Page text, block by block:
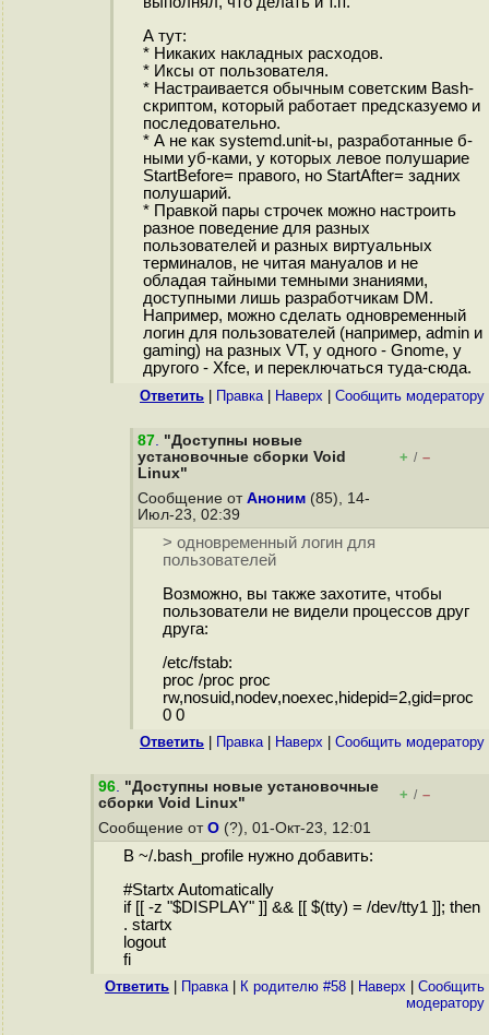
А тут:
* Никаких накладных расходов.
* Иксы от пользователя.
* Настраивается обычным советским Bash-
скриптом, который работает предсказуемо и
последовательно.
* А не как systemd.unit-ы, разработанные б-
ными уб-ками, у которых левое полушарие
StartBefore= правого, но StartAfter= задних
полушарий.
* Правкой пары строчек можно настроить
разное поведение для разных
пользователей и разных виртуальных
терминалов, не читая мануалов и не
обладая тайными темными знаниями,
доступными лишь разработчикам DM.
Например, можно сделать одновременный
логин для пользователей (например, admin и
gaming) на разных VT, у одного - Gnome, у
другого - Xfce, и переключаться туда-сюда.
Ответить Правка| Наверх Cообщить модератору
87. "Доступны новые
установочные сборки Void
Linux"
+ / –
Сообщение от Аноним (85), 14-
Июл-23, 02:39
> одновременный логин для
пользователей
Возможно, вы также захотите, чтобы
пользователи не видели процессов друг
друга:
/etc/fstab:
proc /proc proc
rw,nosuid,nodev,noexec,hidepid=2,gid=proc
0 0
Ответить Правка| Наверх Cообщить модератору
96. "Доступны новые установочные
сборки Void Linux"
+ / –
Сообщение от О (?), 01-Окт-23, 12:01
В ~/.bash_profile нужно добавить:
#Startx Automatically
if [[ -z "$DISPLAY" ]] && [[ $(tty) = /dev/tty1 ]]; then
. startx
logout
fi
Ответить Правка| К родителю #58 Наверх
Cообщить
модератору